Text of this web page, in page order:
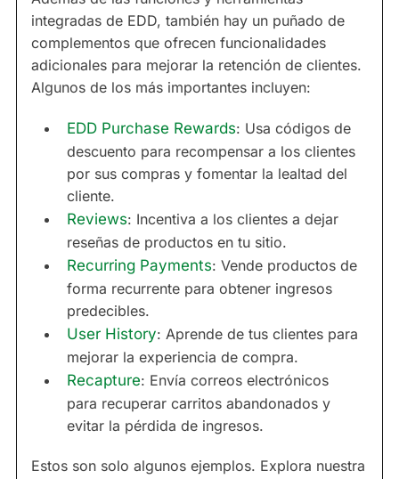
integradas de EDD, también hay un puñado de
complementos que ofrecen funcionalidades
adicionales para mejorar la retención de clientes.
Algunos de los más importantes incluyen:
EDD Purchase Rewards: Usa códigos de
descuento para recompensar a los clientes
por sus compras y fomentar la lealtad del
cliente.
Reviews: Incentiva a los clientes a dejar
reseñas de productos en tu sitio.
Recurring Payments: Vende productos de
forma recurrente para obtener ingresos
predecibles.
User History: Aprende de tus clientes para
mejorar la experiencia de compra.
Recapture: Envía correos electrónicos
para recuperar carritos abandonados y
evitar la pérdida de ingresos.
Estos son solo algunos ejemplos. Explora nuestra